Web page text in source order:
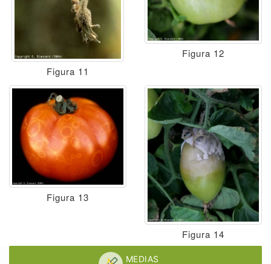
Figura 11
Figura 12
Figura 13
Figura 14